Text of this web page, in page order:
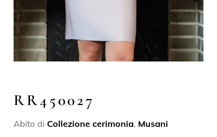
RR450027
Abito di Collezione cerimonia, Musani